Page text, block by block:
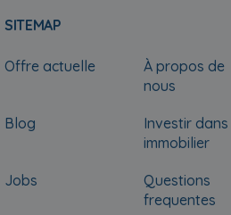
SITEMAP
Offre actuelle
À propos de
nous
Blog
Investir dans
immobilier
Jobs
Questions
frequentes